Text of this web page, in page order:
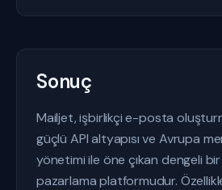
Sonuç
Mailjet, işbirlikçi e-posta
güçlü API altyapısı ve Avrupa
yönetimi ile öne çıkan dengeli
pazarlama platformudur.